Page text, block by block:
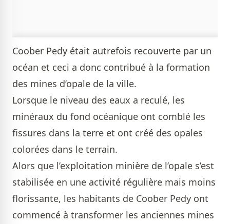
Coober Pedy était autrefois recouverte par un
océan et ceci a donc contribué à la formation
des mines d’opale de la ville.
Lorsque le niveau des eaux a reculé, les
minéraux du fond océanique ont comblé les
fissures dans la terre et ont créé des opales
colorées dans le terrain.
Alors que l’exploitation minière de l’opale s’est
stabilisée en une activité régulière mais moins
florissante, les habitants de Coober Pedy ont
commencé à transformer les anciennes mines